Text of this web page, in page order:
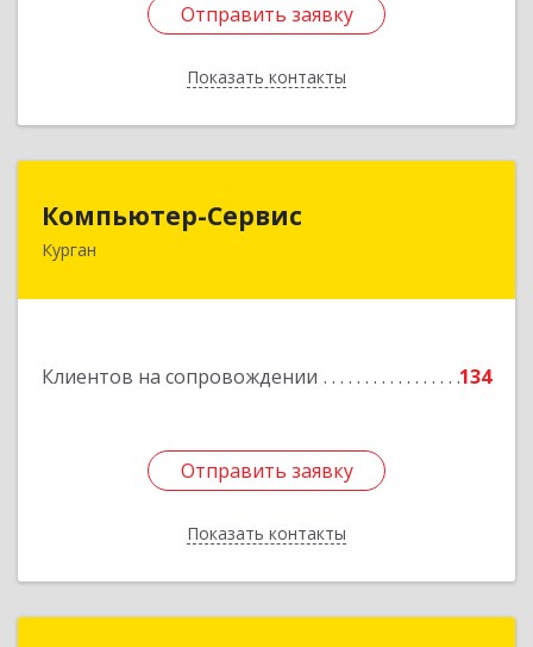
Отправить заявку
Показать контакты
Отправить заявку
Назад
Компьютер-Сервис
Курган
Клиентов на сопровождении 134
Отправить заявку
Показать контакты
Отправить заявку
Назад